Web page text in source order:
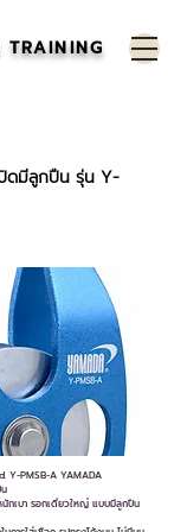
TRAINING
ดมีลูกปืน รุ่น Y-
Y-PMSB-A YAMADA
นักเบา รอกเดี่ยวใหญ่ แบบมีลูกปืน